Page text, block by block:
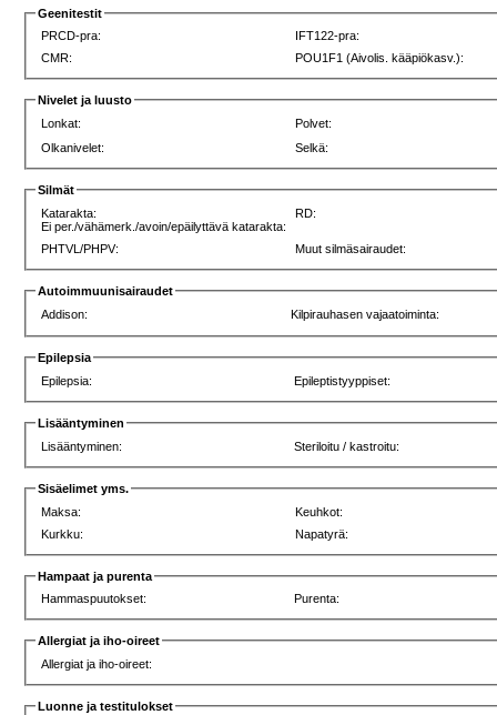
Geenitestit
PRCD-pra:
IFT122-pra:
CMR:
POU1F1 (Aivolis. kääpiökasv.):
Nivelet ja luusto
Lonkat:
Polvet:
Olkanivelet:
Selkä:
Silmät
Katarakta:
Ei per./vähämerk./avoin/epäilyttävä katarakta:
RD:
PHTVL/PHPV: Muut silmäsairaudet:
Autoimmuunisairaudet
Addison:
Kilpirauhasen vajaatoiminta:
Epilepsia
Epilepsia:
Epileptistyyppiset:
Lisääntyminen
Lisääntyminen:
Steriloitu / kastroitu:
Sisäelimet yms.
Maksa:
Keuhkot:
Kurkku:
Napatyrä:
Hampaat ja purenta
Hammaspuutokset:
Purenta:
Allergiat ja iho-oireet
Allergiat ja iho-oireet:
Luonne ja testitulokset